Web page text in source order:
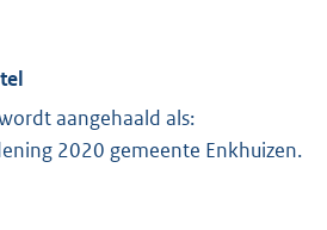
aangehaald als:
2020 gemeente Enkhuizen.